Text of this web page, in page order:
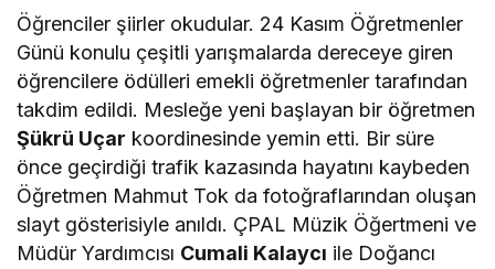
Öğrenciler şiirler okudular. 24 Kasım Öğretmenler
Günü konulu çeşitli yarışmalarda dereceye giren
öğrencilere ödülleri emekli öğretmenler tarafından
takdim edildi. Mesleğe yeni başlayan bir öğretmen
Şükrü Uçar koordinesinde yemin etti. Bir süre
önce geçirdiği trafik kazasında hayatını kaybeden
Öğretmen Mahmut Tok da fotoğraflarından oluşan
slayt gösterisiyle anıldı. ÇPAL Müzik Öğertmeni ve
Müdür Yardımcısı Cumali Kalaycı ile Doğancı